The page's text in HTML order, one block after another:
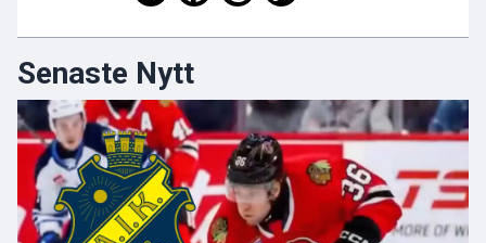
Senaste Nytt